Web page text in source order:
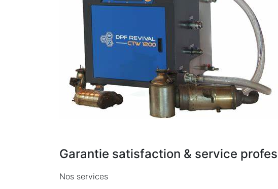
Garantie satisfaction & service
Nos services